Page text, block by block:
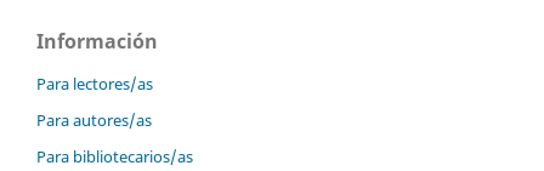
Información
Para lectores/as
Para autores/as
Para bibliotecarios/as